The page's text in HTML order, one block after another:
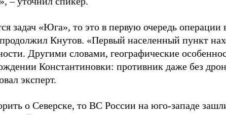
задач «Юга», то это в первую очередь операции
Кнутов. «Первый населенный пункт
Другими словами, географические
Константиновки: противник даже без
эксперт.
о Северске, то ВС России на юго-западе